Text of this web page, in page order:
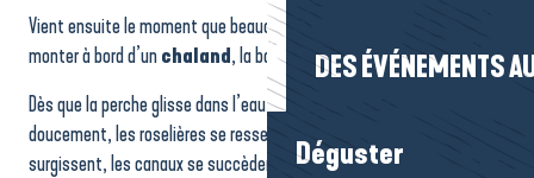
DES ÉVÉNEMENTS
Déguster
Vient ensuite le moment que beaucoup attendent sans le dire :
monter à bord d’unchaland, la barque emblématique du marais.
Dès que la perche glisse dans l’eau, tout se calme. On avance
doucement, les roselières se resserrent puis s’ouvrent, les oiseaux
surgissent, les canaux se succèdent comme des couloirs naturels.